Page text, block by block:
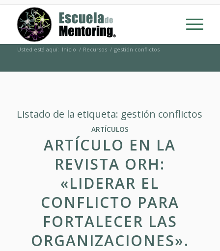
Usted está aquí: Inicio / Recursos / gestión conflictos
Listado de la etiqueta: gestión conflictos
ARTÍCULOS
ARTÍCULO EN LA
REVISTA ORH:
«LIDERAR EL
CONFLICTO PARA
FORTALECER LAS
ORGANIZACIONES».